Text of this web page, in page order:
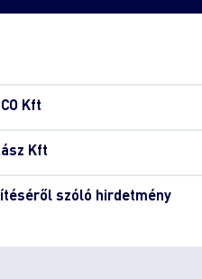
Kft
Kft
szóló hirdetmény